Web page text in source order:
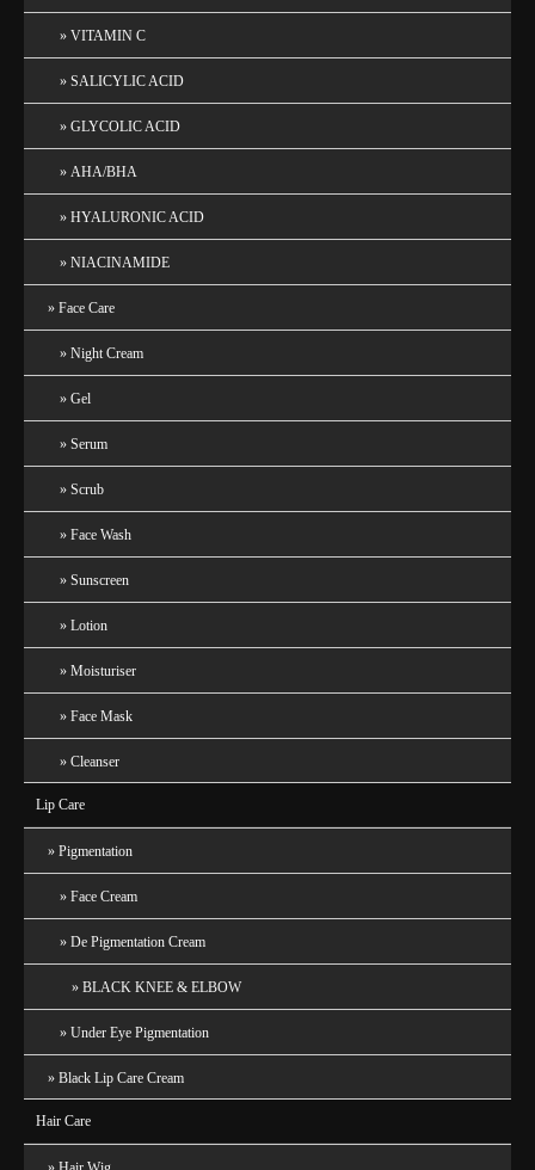
VITAMIN C
SALICYLIC ACID
GLYCOLIC ACID
AHA/BHA
HYALURONIC ACID
NIACINAMIDE
Face Care
Night Cream
Gel
Serum
Scrub
Face Wash
Sunscreen
Lotion
Moisturiser
Face Mask
Cleanser
Lip Care
Pigmentation
Face Cream
De Pigmentation Cream
BLACK KNEE & ELBOW
Under Eye Pigmentation
Black Lip Care Cream
Hair Care